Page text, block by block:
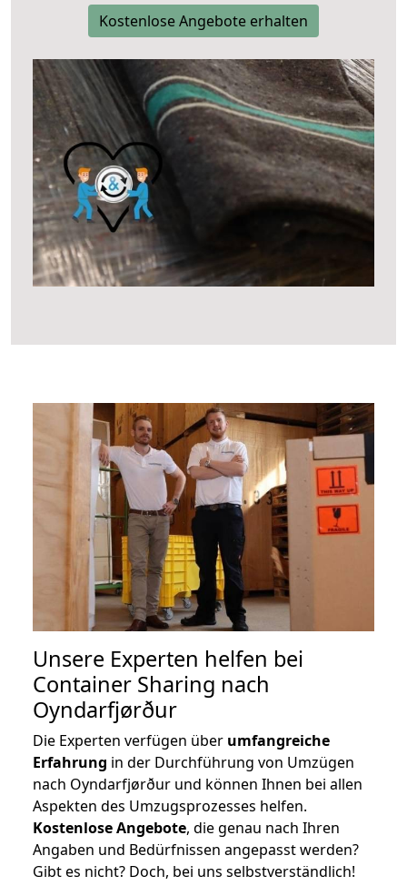
Kostenlose Angebote erhalten
Unsere Experten helfen bei
Container Sharing nach
Oyndarfjørður
Die Experten verfügen über umfangreiche
Erfahrung in der Durchführung von Umzügen
nach Oyndarfjørður und können Ihnen bei allen
Aspekten des Umzugsprozesses helfen.
Kostenlose Angebote, die genau nach Ihren
Angaben und Bedürfnissen angepasst werden?
Gibt es nicht? Doch, bei uns selbstverständlich!